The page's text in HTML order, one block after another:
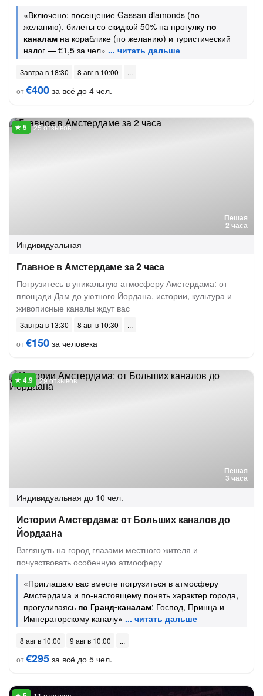
«Включено: посещение Gassan diamonds (по
желанию), билеты со скидкой 50% на прогулку по
каналам на кораблике (по желанию) и туристический
налог — €1,5 за чел»
Завтра в 18:30
8 авг в 10:00
от€400 за всё до 4 чел.
Пешая
2 часа
25 отзывов
Индивидуальная
Главное в Амстердаме за 2 часа
Погрузитесь в уникальную атмосферу Амстердама: от
площади Дам до уютного Йордана, истории, культура и
живописные каналы ждут вас
Завтра в 13:30
8 авг в 10:30
от€150 за человека
Пешая
3 часа
29 отзывов
Индивидуальная до 10 чел.
Истории Амстердама: от Больших каналов до
Йордаана
Взглянуть на город глазами местного жителя и
почувствовать особенную атмосферу
«Приглашаю вас вместе погрузиться в атмосферу
Амстердама и по-настоящему понять характер города,
прогуливаясь по Гранд-каналам: Господ, Принца и
Императорскому каналу»
8 авг в 10:00
9 авг в 10:00
от€295 за всё до 5 чел.